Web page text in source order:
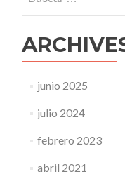
junio 2025
julio 2024
febrero 2023
abril 2021